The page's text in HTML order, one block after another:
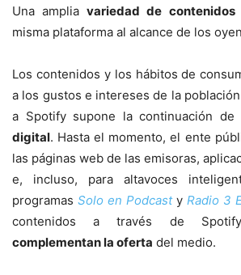
Una ampliavariedad de contenidos
misma plataforma al alcance de los
Los contenidos y los hábitos de
a los gustos e intereses de la
a Spotify supone la continuación de
digital. Hasta el momento, el ente
las páginas web de las emisoras,
e, incluso, para altavoces
programas Solo en Podcasty Radio 3
contenidos a través de
complementan la oferta del medio.